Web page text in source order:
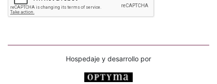
Hospedaje y desarrollo por